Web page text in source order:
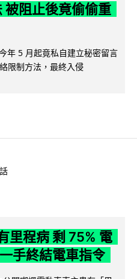
被阻止後竟偷偷重
年 5 月起竟私自建立秘密留言
限制方法，最終入侵
里程病 剩 75% 電
手終結電車指令